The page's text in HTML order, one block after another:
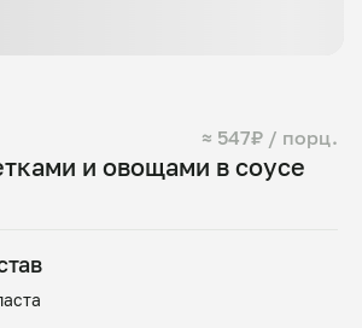
и овощами в соусе
≈ 547₽ / порц.